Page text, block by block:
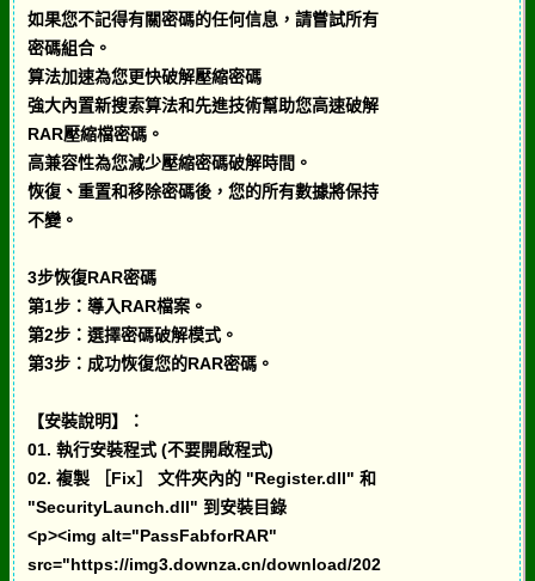
如果您不記得有關密碼的任何信息，請嘗試所有
密碼組合。
算法加速為您更快破解壓縮密碼
強大內置新搜索算法和先進技術幫助您高速破解
RAR壓縮檔密碼。
高兼容性為您減少壓縮密碼破解時間。
恢復、重置和移除密碼後，您的所有數據將保持
不變。
3步恢復RAR密碼
第1步：導入RAR檔案。
第2步：選擇密碼破解模式。
第3步：成功恢復您的RAR密碼。
【安裝說明】：
01. 執行安裝程式 (不要開啟程式)
02. 複製 ［Fix］ 文件夾內的 "Register.dll" 和
"SecurityLaunch.dll" 到安裝目錄
<p><img alt="PassFabforRAR"
src="https://img3.downza.cn/download/202